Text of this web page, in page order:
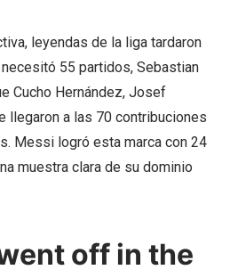
leyendas de la liga tardaron
55 partidos, Sebastian
Cucho Hernández, Josef
llegaron a las 70 contribuciones
Messi logró esta marca con 24
muestra clara de su dominio
off in the